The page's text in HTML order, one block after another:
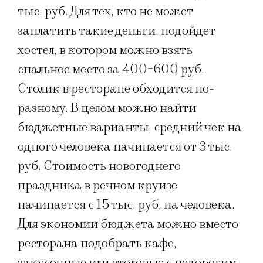
тыс. руб. Для тех, кто не может
заплатить такие деньги, подойдет
хостел, в котором можно взять
спальное место за 400-600 руб.
Столик в ресторане обходится по-
разному. В целом можно найти
бюджетные варианты, средний чек на
одного человека начинается от 3 тыс.
руб. Стоимость новогоднего
праздника в речном круизе
начинается с 15 тыс. руб. на человека.
Для экономии бюджета можно вместо
ресторана подобрать кафе,